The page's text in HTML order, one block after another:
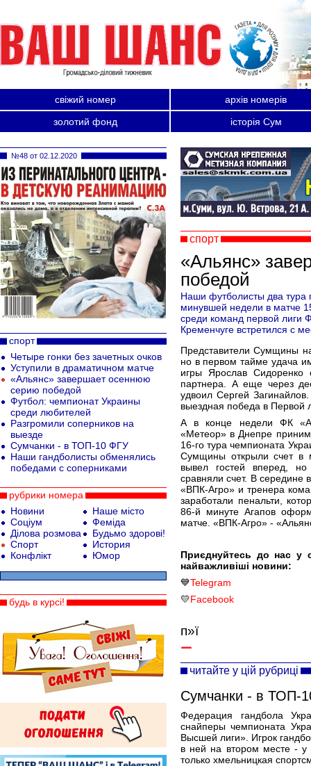
свіжий номер
архів номерів
золотий фонд
історія Сум
спорт
«Альянс»
победой
Наши футболисты два тура
минувшей недели в матче
среди команд первой лиги
Кременчуге встретился с
Представители Сумщины
но в первом тайме удача
игры Ярослав Сидоренко
партнера. А еще через
удвоил Сергей
выездная победа в Первой
А в конце недели ФК
«Метеор» в Днепре
16-го тура чемпионата
Сумщины открыли счет в
вывел гостей вперед,
сравняли счет. В середине
«ВПК-Агро» и тренера
заработали пенальти,
86-й минуте Агапов
матче. «ВПК-Агро» -
Приєднуйтесь до нас у
найважливіші новини:
💙Telegram
💛Facebook
п»ї
читайте у цій рубриці
Сумчанки - в ТОП-
Федерация гандбола
снайперы чемпионата
Высшей лиги». Игрок
в ней на втором месте - у
только хмельницкая
№48 от 02.12.2020
спорт
Четыре гонки без зачетных очков
Уступили в драматичном матче
«Альянс» завершает осеннюю
серию победой
Футбол: чемпионат Украины
среди любителей
Разгромили соперников на
выезде
Сумчанки - в ТОП-10 ФГУ
Наши гандболисты обменялись
победами с соперниками
рубрики номера
Новини
Соціум
Ділова розмова
Спорт
Конфлікт
Наше місто
Феміда
Будьмо здорові!
История
Юмор
будь в курсі!